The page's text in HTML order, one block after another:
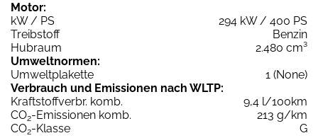
Motor:
kW / PS
294 kW / 400 PS
Treibstoff
Benzin
Hubraum
2.480 cm³
Umweltnormen:
Umweltplakette
1 (None)
Verbrauch und Emissionen nach WLTP:
Kraftstoffverbr. komb.
9,4 l/100km
CO2-Emissionen komb.
213 g/km
CO2-Klasse
G